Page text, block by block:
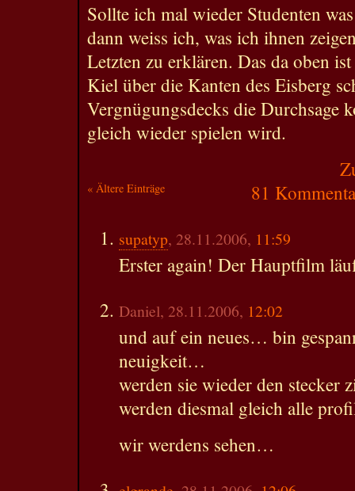
Sollte ich mal wieder Studenten
dann weiss ich, was ich ihnen
Letzten zu erklären. Das da oben
Kiel über die Kanten des Eisberg
Vergnügungsdecks die Durchsage
gleich wieder spielen wird.
« Ältere Einträge 81
supatyp, 28.11.2006, 11:59
Erster again! Der Hauptfilm
Daniel, 28.11.2006, 12:02
und auf ein neues… bin
neuigkeit…
werden sie wieder den stecker
werden diesmal gleich alle
wir werdens sehen…